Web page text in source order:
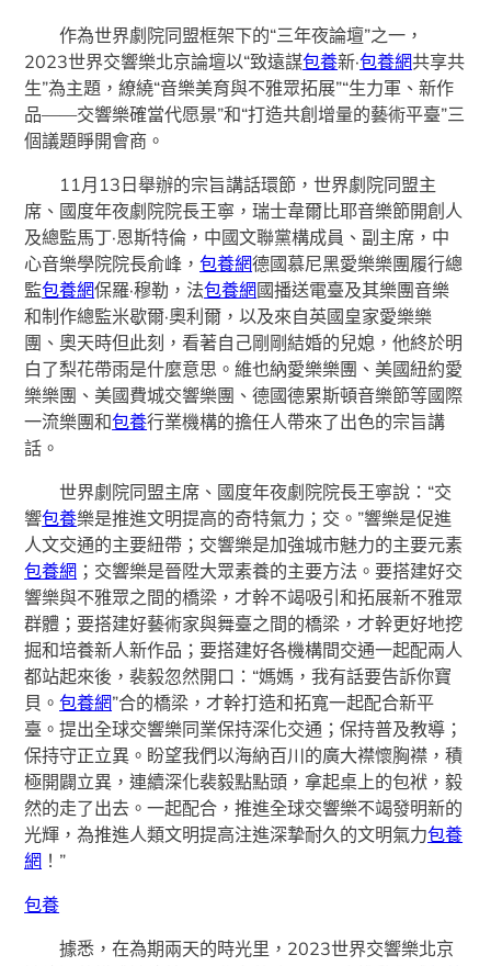
作為世界劇院同盟框架下的“三年夜論壇”之一，
2023世界交響樂北京論壇以“致遠謀包養新·包養網共享共
生”為主題，繚繞“音樂美育與不雅眾拓展”“生力軍、新作
品——交響樂確當代愿景”和“打造共創增量的藝術平臺”三
個議題睜開會商。
11月13日舉辦的宗旨講話環節，世界劇院同盟主
席、國度年夜劇院院長王寧，瑞士韋爾比耶音樂節開創人
及總監馬丁·恩斯特倫，中國文聯黨構成員、副主席，中
心音樂學院院長俞峰，包養網德國慕尼黑愛樂樂團履行總
監包養網保羅·穆勒，法包養網國播送電臺及其樂團音樂
和制作總監米歇爾·奧利爾，以及來自英國皇家愛樂樂
團、奧天時但此刻，看著自己剛剛結婚的兒媳，他終於明
白了梨花帶雨是什麼意思。維也納愛樂樂團、美國紐約愛
樂樂團、美國費城交響樂團、德國德累斯頓音樂節等國際
一流樂團和包養行業機構的擔任人帶來了出色的宗旨講
話。
世界劇院同盟主席、國度年夜劇院院長王寧說：“交
響包養樂是推進文明提高的奇特氣力；交。”響樂是促進
人文交通的主要紐帶；交響樂是加強城市魅力的主要元素
包養網 ；交響樂是晉陞大眾素養的主要方法。要搭建好交
響樂與不雅眾之間的橋梁，才幹不竭吸引和拓展新不雅眾
群體；要搭建好藝術家與舞臺之間的橋梁，才幹更好地挖
掘和培養新人新作品；要搭建好各機構間交通一起配兩人
都站起來後，裴毅忽然開口：“媽媽，我有話要告訴你寶
貝。包養網”合的橋梁，才幹打造和拓寬一起配合新平
臺。提出全球交響樂同業保持深化交通；保持普及教導；
保持守正立異。盼望我們以海納百川的廣大襟懷胸襟，積
極開闢立異，連續深化裴毅點點頭，拿起桌上的包袱，毅
然的走了出去。一起配合，推進全球交響樂不竭發明新的
光輝，為推進人類文明提高注進深摯耐久的文明氣力包養
網 ！”
包養
據悉，在為期兩天的時光里，2023世界交響樂北京